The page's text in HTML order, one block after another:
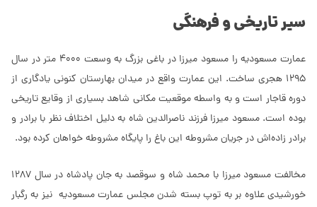
سیر تاریخی و فرهنگی
عمارت مسعودیه را مسعود میرزا در باغی بزرگ به وسعت 4000 متر در سال
1295 هجری ساخت. این عمارت واقع در میدان بهارستان کنونی یادگاری از
دوره قاجار است و به واسطه موقعیت مکانی شاهد بسیاری از وقایع تاریخی
بوده است. مسعود میرزا فرزند ناصرالدین شاه به دلیل اختلاف نظر با برادر و
برادر زاده‌اش در جریان مشروطه این باغ را پایگاه مشروطه خواهان کرده بود.
مخالفت مسعود میرزا با محمد شاه و سوقصد به جان پادشاه در سال 1287
خورشیدی علاوه بر به توپ بسته شدن مجلس عمارت مسعودیه نیز به رگبار